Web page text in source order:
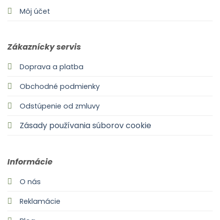
Môj účet
Zákaznícky servis
Doprava a platba
Obchodné podmienky
Odstúpenie od zmluvy
Zásady používania súborov cookie
Informácie
O nás
Reklamácie